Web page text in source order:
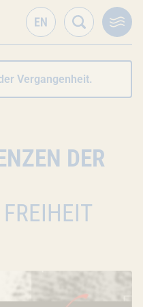
Vergangenheit.
DER